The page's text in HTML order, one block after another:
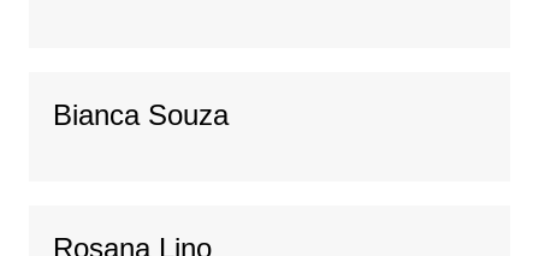
Bianca Souza
Rosana Lino